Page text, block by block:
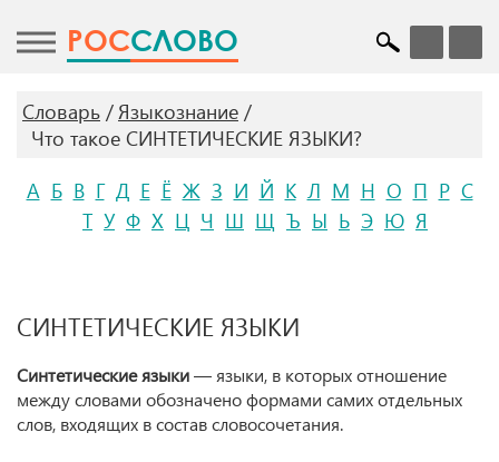
POCСЛОВО
Словарь
Языкознание
Что такое СИНТЕТИЧЕСКИЕ ЯЗЫКИ?
А Б В Г Д Е Ё Ж З И Й К Л М Н О П Р С
Т У Ф Х Ц Ч Ш Щ Ъ Ы Ь Э Ю Я
СИНТЕТИЧЕСКИЕ ЯЗЫКИ
Синтетические языки— языки, в которых отношение
между словами обозначено формами самих отдельных
слов, входящих в состав словосочетания.